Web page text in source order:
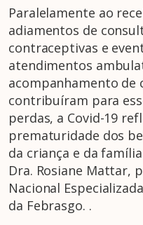
Paralelamente ao
adiamentos de
contraceptivas e
atendimentos
acompanhamento de
contribuíram para
perdas, a Covid-19
prematuridade dos
da criança e da
Dra. Rosiane Mattar,
Nacional
da Febrasgo. .